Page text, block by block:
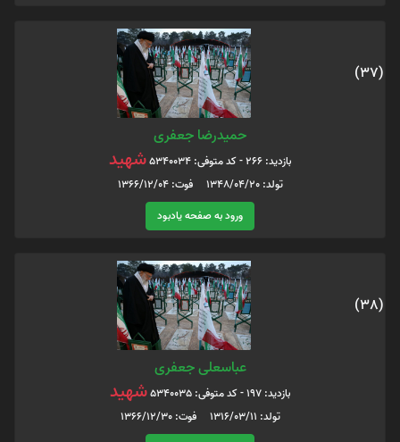
(37)
حمیدرضا جعفری
بازدید: 266 - کد متوفی: 5340034 شهید
تولد: 1348/04/20 فوت: 1366/12/04
ورود به صفحه یادبود
(38)
عباسعلی جعفری
بازدید: 197 - کد متوفی: 5340035 شهید
تولد: 1316/03/11 فوت: 1366/12/30